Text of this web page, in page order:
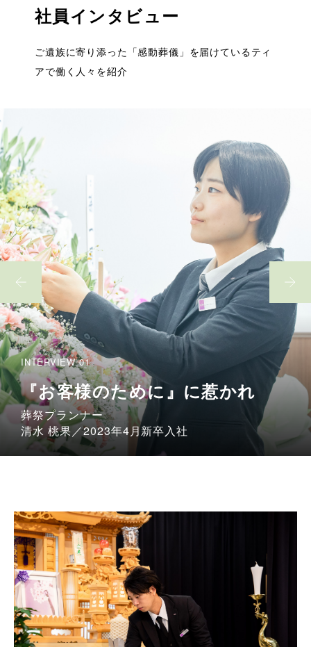
社員インタビュー
ご遺族に寄り添った「感動葬儀」を届けているティ
アで働く人々を紹介
INTERVIEW 01
『お客様のために』に惹かれ
葬祭プランナー
清水 桃果／2023年4月新卒入社